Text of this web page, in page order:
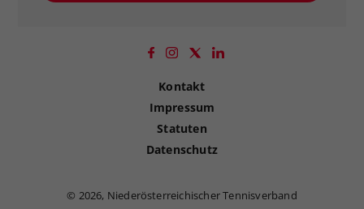
Kontakt
Impressum
Statuten
Datenschutz
© 2026, Niederösterreichischer Tennisverband